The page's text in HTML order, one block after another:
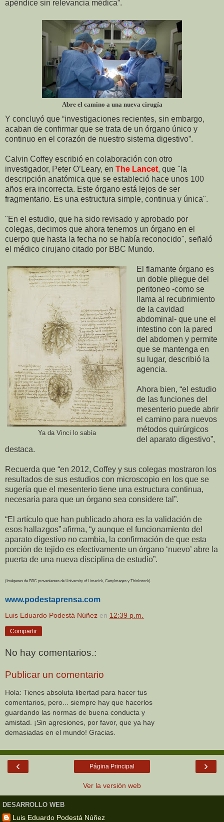
apéndice sin relevancia médica”.
Abre el camino a una nueva cirugía
Y concluyó que “investigaciones recientes, sin embargo,
acaban de confirmar que se trata de un órgano único y
continuo en el corazón de nuestro sistema digestivo”.
Calvin Coffey escribió en colaboración con otro
investigador, Peter O’Leary, en The Lancet, que "la
descripción anatómica que se estableció hace unos 100
años era incorrecta. Este órgano está lejos de ser
fragmentario. Es una estructura simple, continua y única".
"En el estudio, que ha sido revisado y aprobado por
colegas, decimos que ahora tenemos un órgano en el
cuerpo que hasta la fecha no se había reconocido", señaló
el médico cirujano citado por BBC Mundo.
Ya da Vinci lo sabía
El flamante órgano es
un doble pliegue del
peritoneo -como se
llama al recubrimiento
de la cavidad
abdominal- que une el
intestino con la pared
del abdomen y permite
que se mantenga en
su lugar, describió la
agencia.
Ahora bien, “el estudio
de las funciones del
mesenterio puede abrir
el camino para nuevos
métodos quirúrgicos
del aparato digestivo”,
destaca.
Recuerda que “en 2012, Coffey y sus colegas mostraron los
resultados de sus estudios con microscopio en los que se
sugería que el mesenterio tiene una estructura continua,
necesaria para que un órgano sea considere tal”.
“El artículo que han publicado ahora es la validación de
esos hallazgos” afirma, “y aunque el funcionamiento del
aparato digestivo no cambia, la confirmación de que esta
porción de tejido es efectivamente un órgano ‘nuevo’ abre la
puerta de una nueva disciplina de estudio”.
(Imágenes de BBC provenientes de University of Limerick, GettyImages y Thinkstock)
www.podestaprensa.com
Luis Eduardo Podestá Núñez en 12:39 p.m.
Compartir
No hay comentarios.:
Publicar un comentario
Hola: Tienes absoluta libertad para hacer tus
comentarios, pero... siempre hay que hacerlos
guardando las normas de buena conducta y
amistad. ¡Sin agresiones, por favor, que ya hay
demasiadas en el mundo! Gracias.
‹ ›
Página Principal
Ver la versión web
DESARROLLO WEB
Luis Eduardo Podestá Núñez